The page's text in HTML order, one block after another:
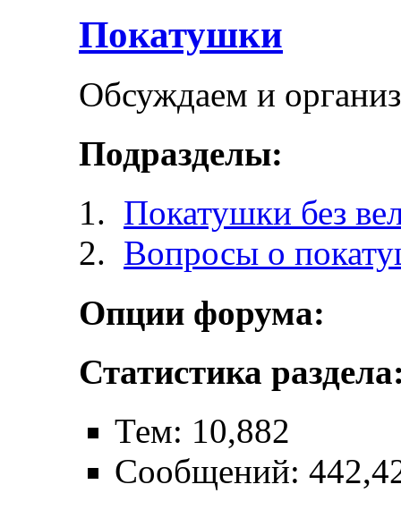
Покатушки
Обсуждаем и
Подразделы:
Покатушки без
Вопросы о
Опции форума:
Статистика
Тем: 10,882
Сообщений: